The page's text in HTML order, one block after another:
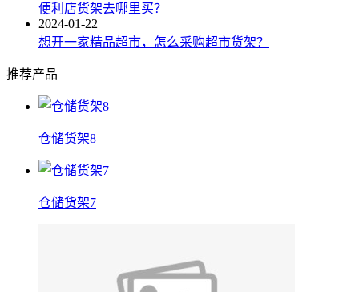
便利店货架去哪里买？
2024-01-22
想开一家精品超市，怎么采购超市货架？
推荐产品
仓储货架8
仓储货架7